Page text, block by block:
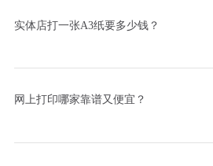
实体店打一张A3纸要多少钱？
网上打印哪家靠谱又便宜？